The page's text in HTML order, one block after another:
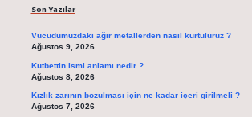
Son Yazılar
Vücudumuzdaki ağır metallerden nasıl kurtuluruz ?
Ağustos 9, 2026
Kutbettin ismi anlamı nedir ?
Ağustos 8, 2026
Kızlık zarının bozulması için ne kadar içeri girilmeli ?
Ağustos 7, 2026